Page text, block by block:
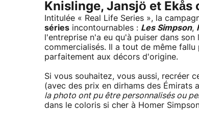
Knislinge, Jansjö et Ekås
Intitulée « Real Life Series », la
séries incontournables : Les Simpson,
l'entreprise n'a eu qu'à puiser dans
commercialisés. Il a tout de même
parfaitement aux décors d'origine.
Si vous souhaitez, vous aussi, recréer
(avec des prix en dirhams des Émirats
la photo ont pu être personnalisés ou
dans le coloris si cher à Homer